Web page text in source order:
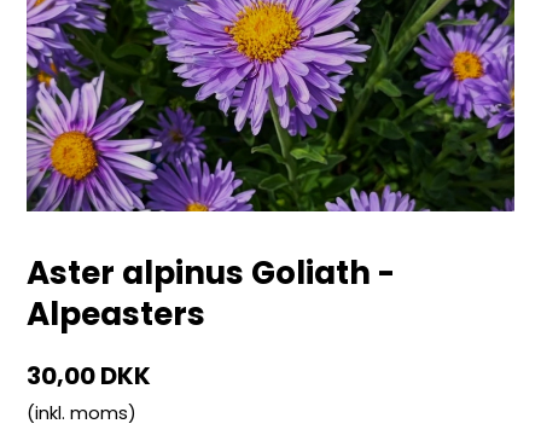
Aster alpinus Goliath -
Alpeasters
30,00 DKK
(inkl. moms)